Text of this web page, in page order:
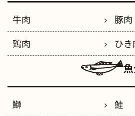
牛肉
豚肉
鶏肉
ひき
鰤
鮭